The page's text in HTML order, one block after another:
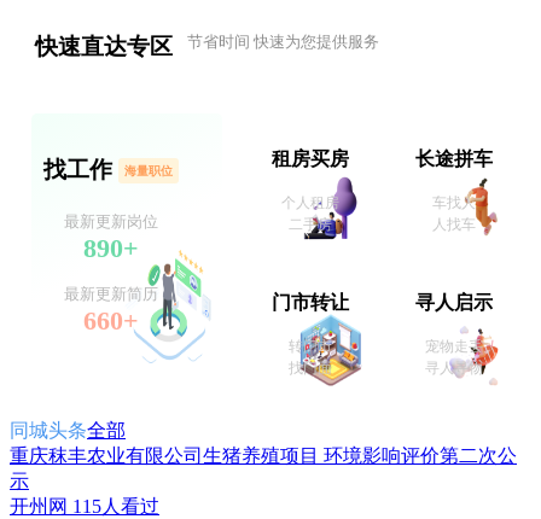
快速直达专区 节省时间 快速为您提供服务
找工作 海量职位
最新更新岗位
890+
最新更新简历
660+
租房买房
个人租房
二手房
长途拼车
车找人
人找车
门市转让
转门市
找门面
寻人启示
宠物走丢
寻人寻物
同城头条全部
重庆秣丰农业有限公司生猪养殖项目 环境影响评价第二次公
示
开州网 115人看过